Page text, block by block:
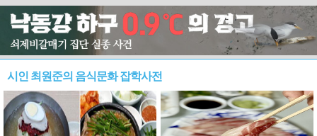
시인 최원준의 음식문화 잡학사전